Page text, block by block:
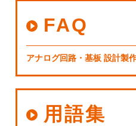
FAQ
アナログ回路・基板 設計製
用語集